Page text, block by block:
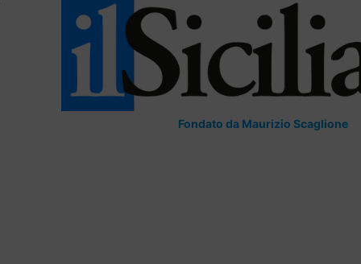
Fondato da Maurizio Scaglione